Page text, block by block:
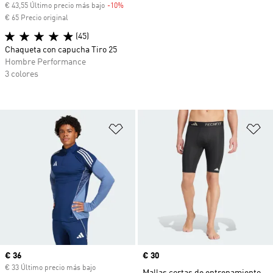
Añadir a la lista de deseos
Precio actual
€ 36
€ 33 Último precio más bajo
Precio
€ 30
€ 43,55 Último precio más bajo -10%
€ 65 Precio original
(45)
Chaqueta con capucha Tiro 25
Hombre Performance
3 colores